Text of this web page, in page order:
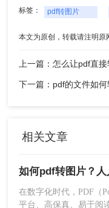
5、转换成功，点
方法二：使用专
如果您更喜欢在本
操作如下：
端，安装并打开。
标签： pdf转图片
本文为原创，转载请注明原
上一篇：怎么让pdf直
相关文章
在数字化时代，PDF（
平台、高保真、易于阅